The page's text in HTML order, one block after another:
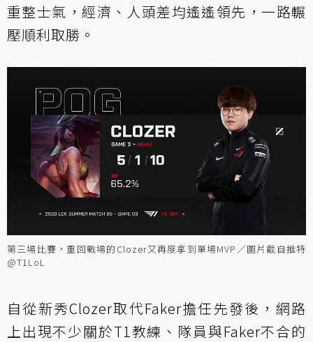
重整士氣，經濟、人頭差均遙遙領先，一路輾
壓順利取勝。
第三場比賽，重回戰場的Clozer又再度拿到單場MVP／圖片截自推特
@T1LoL
自從新秀Clozer取代Faker擔任先發後，網路
上出現不少關於T1教練、隊員與Faker不合的